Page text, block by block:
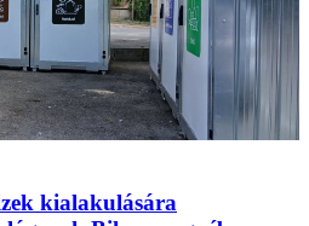
kialakulására